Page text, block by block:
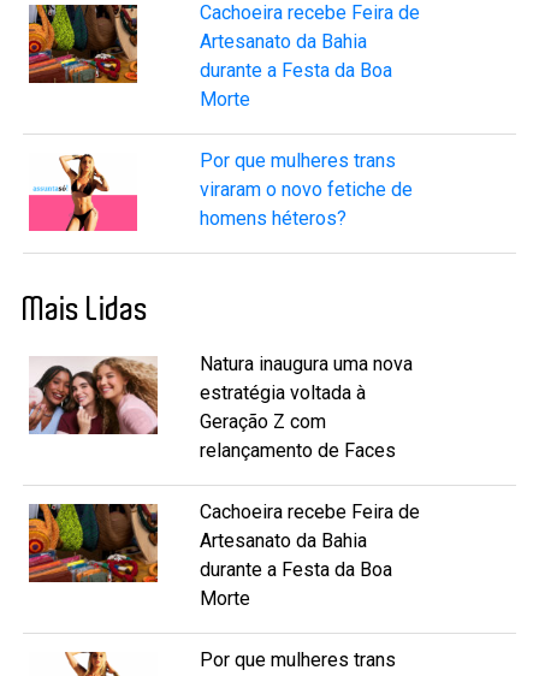
Cachoeira recebe Feira de
Artesanato da Bahia
durante a Festa da Boa
Morte
Por que mulheres trans
viraram o novo fetiche de
homens héteros?
Mais Lidas
Natura inaugura uma nova
estratégia voltada à
Geração Z com
relançamento de Faces
Cachoeira recebe Feira de
Artesanato da Bahia
durante a Festa da Boa
Morte
Por que mulheres trans